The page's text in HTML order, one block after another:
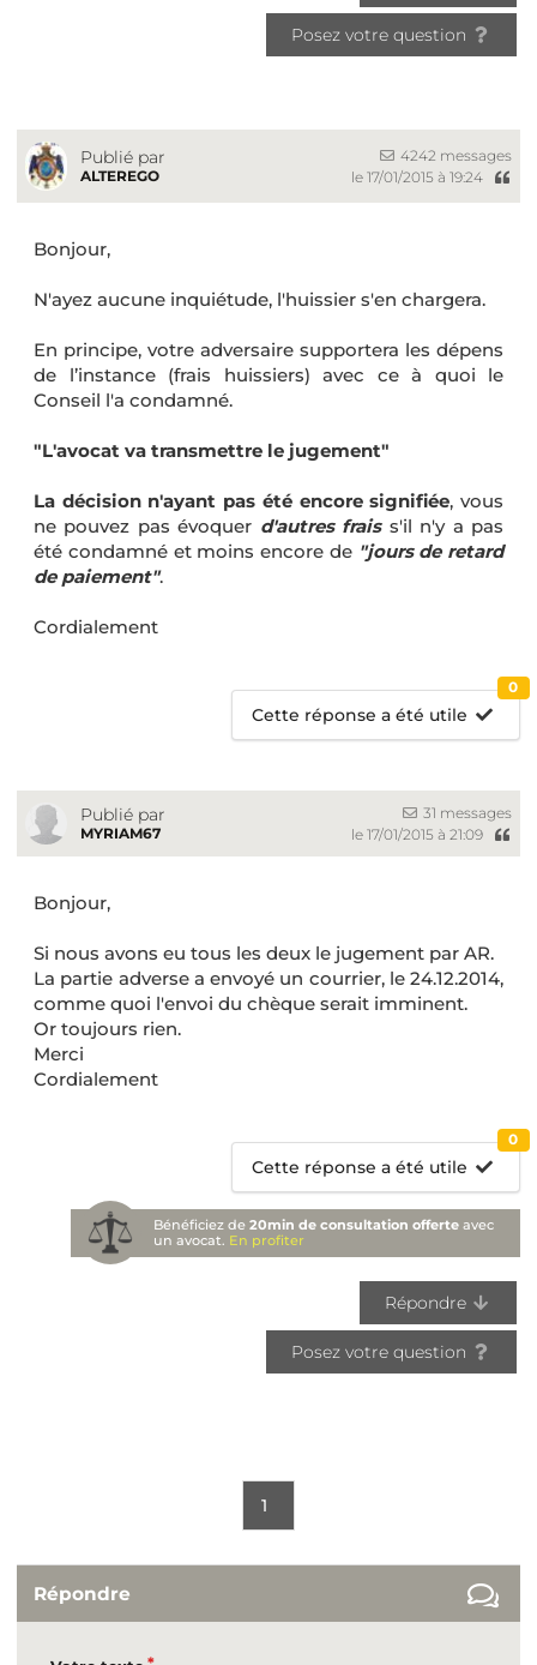
Posez votre question
Publié par
ALTEREGO
4242 messages
le 17/01/2015 à 19:24
Bonjour,
N'ayez aucune inquiétude, l'huissier s'en chargera.
En principe, votre adversaire supportera les dépens
de l’instance (frais huissiers) avec ce à quoi le
Conseil l'a condamné.
"L'avocat va transmettre le jugement"
La décision n'ayant pas été encore signifiée, vous
ne pouvez pas évoquer d'autres fraiss'il n'y a pas
été condamné et moins encore de "jours de retard
de paiement".
Cordialement
Cette réponse a été utile
0
Publié par
MYRIAM67
31 messages
le 17/01/2015 à 21:09
Bonjour,
Si nous avons eu tous les deux le jugement par AR.
La partie adverse a envoyé un courrier, le 24.12.2014,
comme quoi l'envoi du chèque serait imminent.
Or toujours rien.
Merci
Cordialement
Cette réponse a été utile
0
Bénéficiez de20min de consultation offerte avec
un avocat. En profiter
Répondre
Posez votre question
1
Répondre